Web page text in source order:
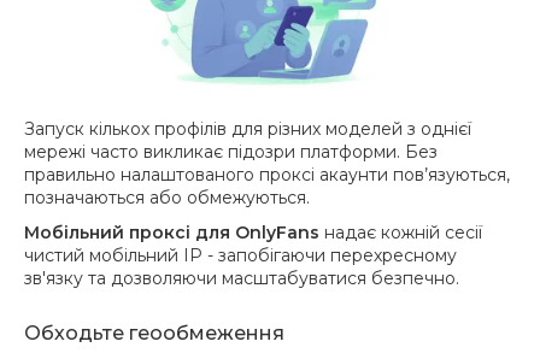
Запуск кількох профілів для різних моделей з однієї
мережі часто викликає підозри платформи. Без
правильно налаштованого проксі акаунти пов’язуються,
позначаються або обмежуються.
Мобільний проксі для OnlyFans надає кожній сесії
чистий мобільний IP - запобігаючи перехресному
зв'язку та дозволяючи масштабуватися безпечно.
Обходьте геообмеження